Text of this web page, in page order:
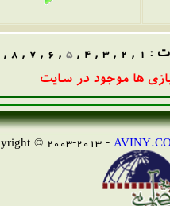
:
1
,
2
,
3
,
4
,
5
,
6
,
7
,
8
,
ها موجود در سایت